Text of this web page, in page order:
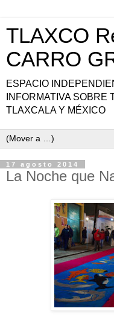
TLAXCO
CARRO
ESPACIO
INFORMATIVA
TLAXCALA Y MÉXICO
17 agosto 2014
La Noche que